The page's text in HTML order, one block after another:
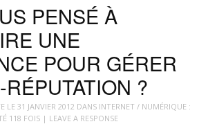
PENSÉ À
UNE
POUR GÉRER
?
LE 31 JANVIER 2012 DANS INTERNET / NUMÉRIQUE :
118 FOIS | LEAVE A RESPONSE